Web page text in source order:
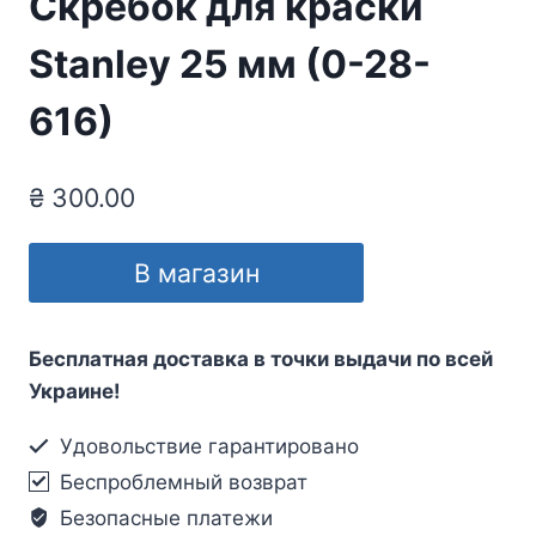
Stanley 25 мм (0-28-
616)
₴ 300.00
В магазин
Бесплатная доставка в точки выдачи по всей
Украине!
Удовольствие гарантировано
Беспроблемный возврат
Безопасные платежи